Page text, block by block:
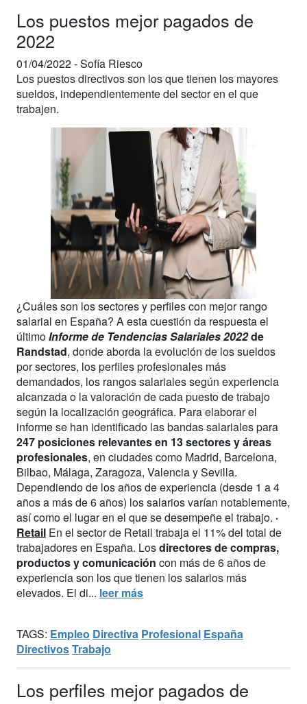
Los puestos mejor pagados de
2022
01/04/2022 -Sofía Riesco
Los puestos directivos son los que tienen los mayores
sueldos, independientemente del sector en el que
trabajen.
¿Cuáles son los sectores y perfiles con mejor rango
salarial en España? A esta cuestión da respuesta el
últimoInforme de Tendencias Salariales 2022de
Randstad, donde aborda la evolución de los sueldos
por sectores, los perfiles profesionales más
demandados, los rangos salariales según experiencia
alcanzada o la valoración de cada puesto de trabajo
según la localización geográfica. Para elaborar el
informe se han identificado las bandas salariales para
247 posiciones relevantes en 13 sectores y áreas
profesionales, en ciudades como Madrid, Barcelona,
Bilbao, Málaga, Zaragoza, Valencia y Sevilla.
Dependiendo de los años de experiencia (desde 1 a 4
años a más de 6 años) los salarios varían notablemente,
así como el lugar en el que se desempeñe el trabajo. ·
Retail En el sector de Retail trabaja el 11% del total de
trabajadores en España. Losdirectores de compras,
productos y comunicación con más de 6 años de
experiencia son los que tienen los salarios más
elevados. El di... leer más
TAGS: Empleo Directiva Profesional España
DirectivosTrabajo
Los perfiles mejor pagados de